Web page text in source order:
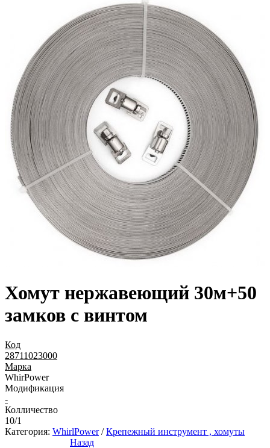
Хомут нержавеющий 30м+50
замков с винтом
Код
28711023000
Марка
WhirPower
Модификация
-
Колличество
10/1
Категория: WhirlPower/Крепежный инструмент , хомуты
Назад